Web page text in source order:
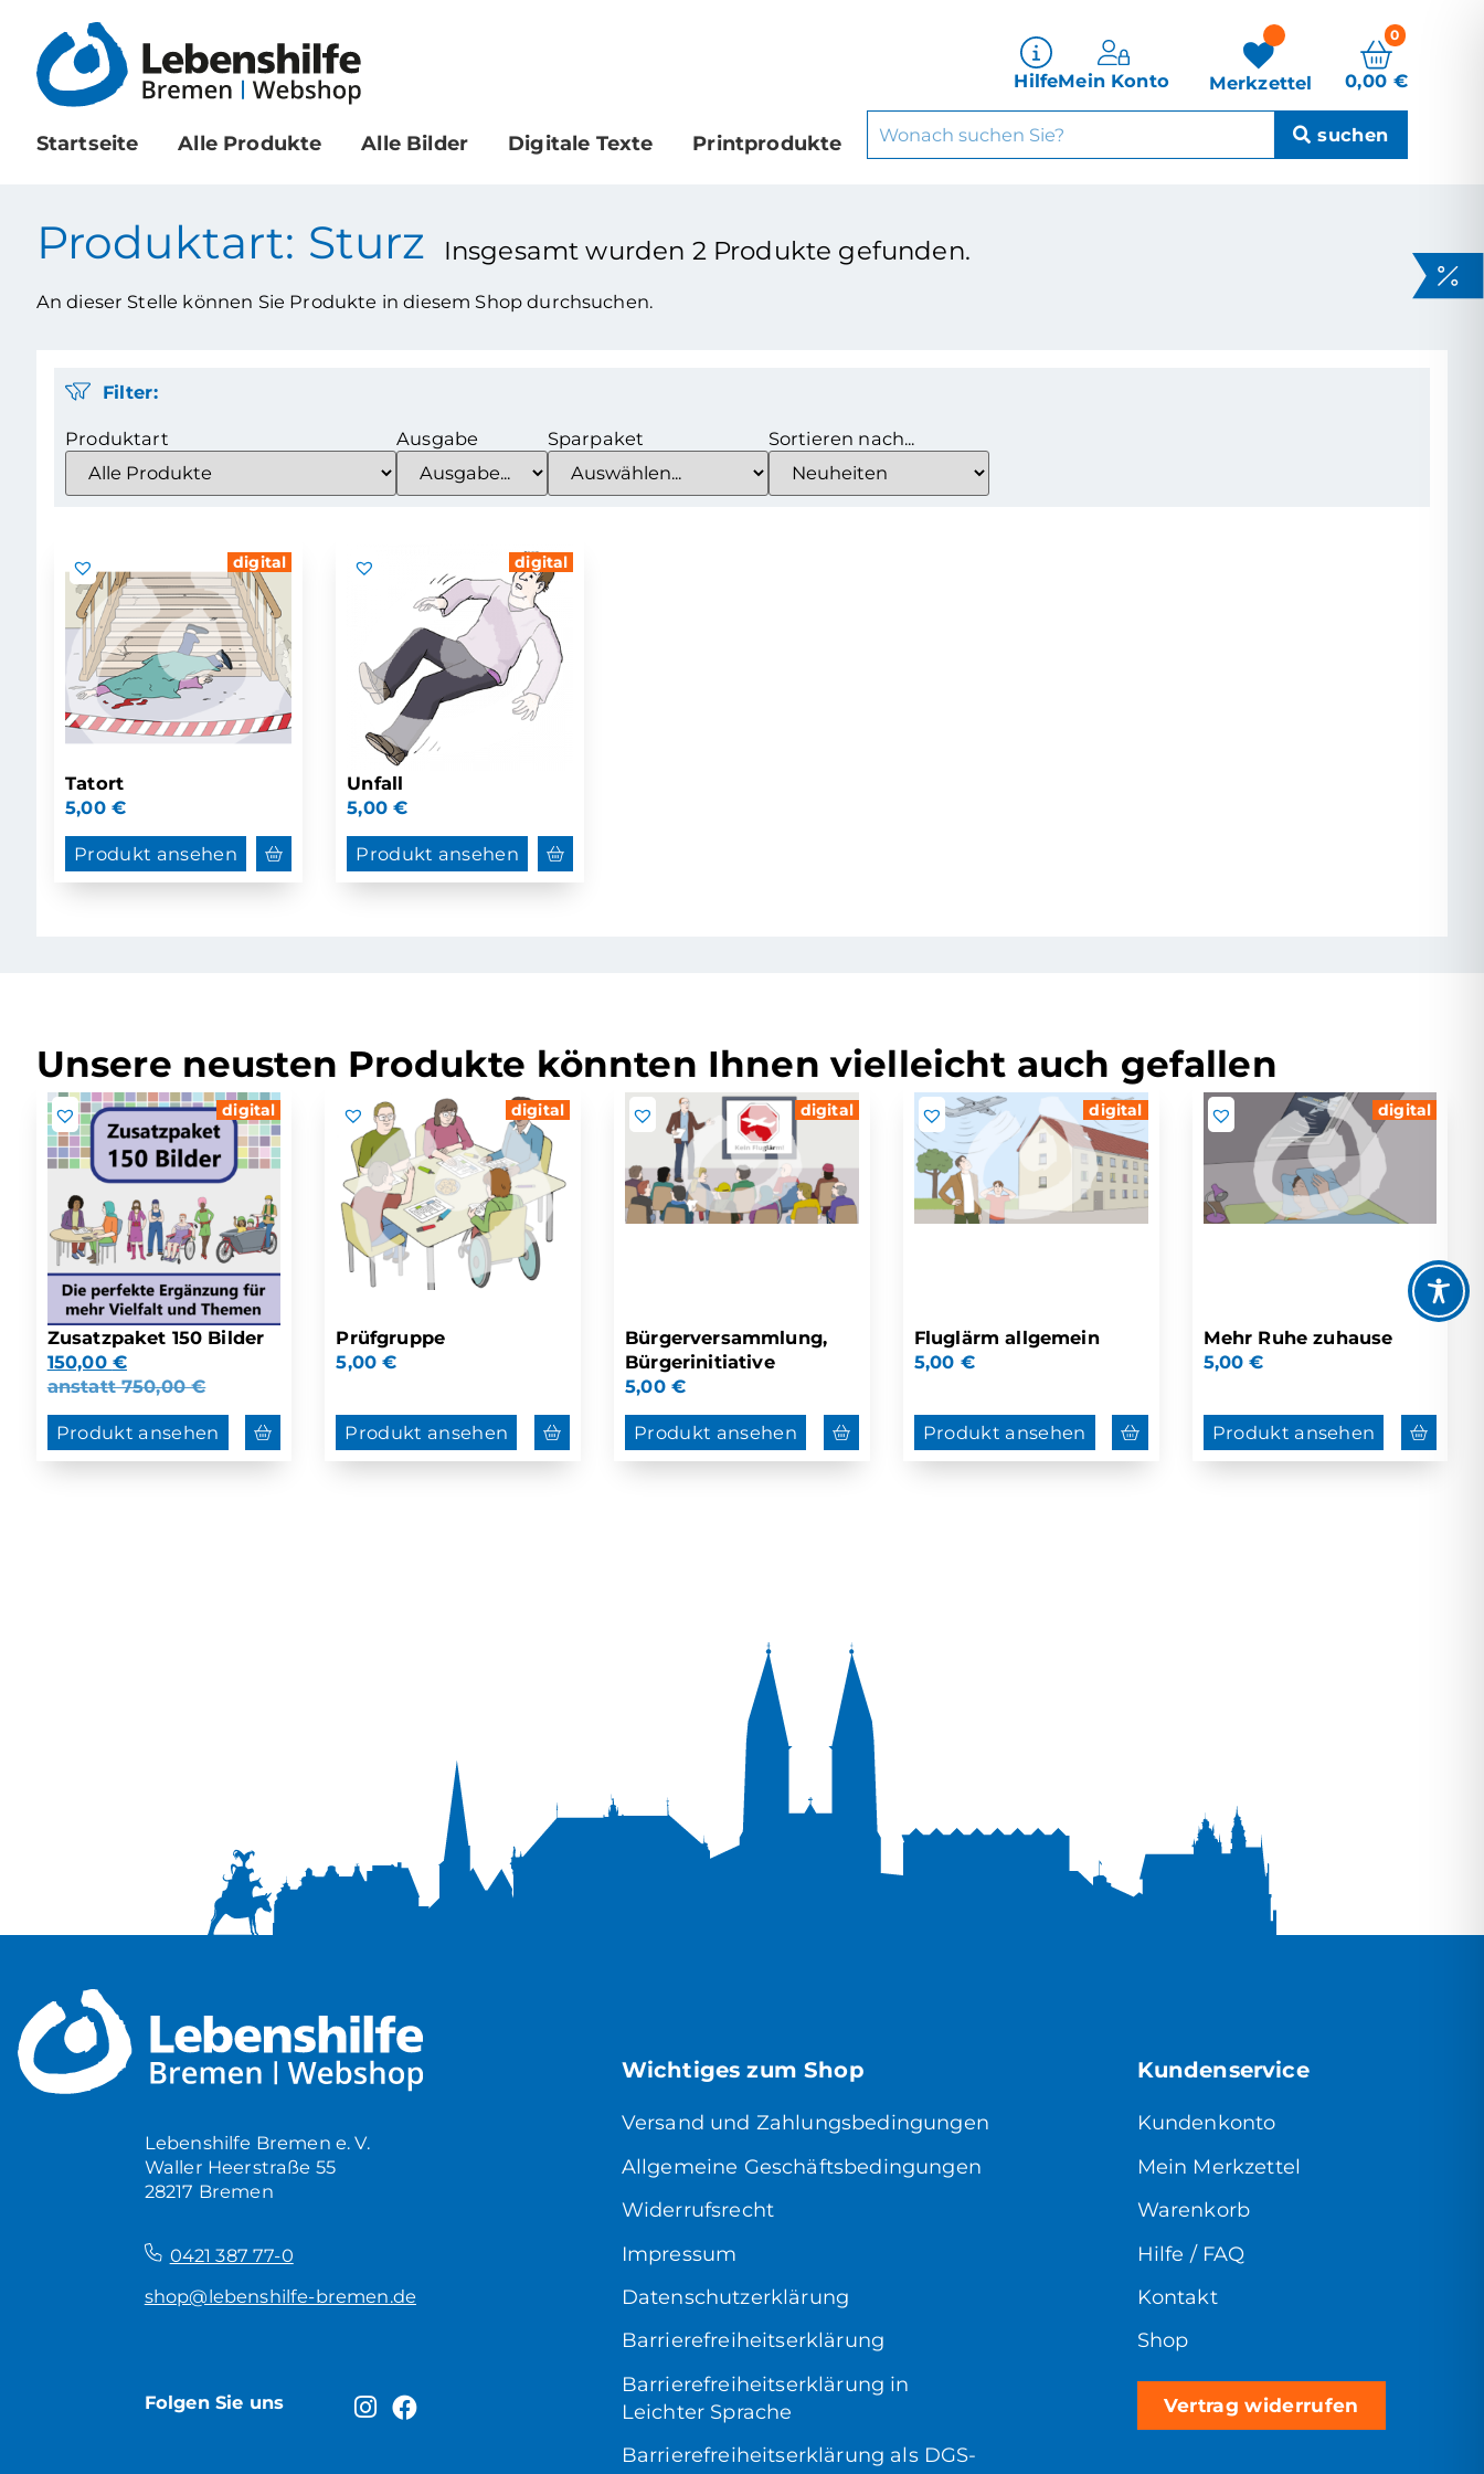
HilfeMein Konto Merkzettel 0,00 €
0
Startseite Alle Produkte Alle Bilder Digitale Texte Printprodukte
Produktart: Sturz Insgesamt wurden 2Produkte gefunden.
An dieser Stelle können Sie Produkte in diesem Shop durchsuchen.
Filter:
Produktart Ausgabe Sparpaket Sortieren nach...
digital
Tatort
5,00 €
Produkt ansehen
digital
Unfall
5,00€
Produkt ansehen
Unsere neusten Produkte könnten Ihnen vielleicht auch gefallen
digital
Zusatzpaket 150 Bilder
150,00 €
anstatt750,00€
Produkt ansehen
digital
Prüfgruppe
5,00€
Produkt ansehen
digital
Bürgerversammlung,
Bürgerinitiative
5,00 €
Produkt ansehen
digital
Fluglärm allgemein
5,00 €
Produkt ansehen
digital
Mehr Ruhe zuhause
5,00€
Produkt ansehen
Lebenshilfe Bremen e. V.
Waller Heerstraße 55
28217 Bremen
0421 387 77-0
shop@lebenshilfe-bremen.de
Folgen Sie uns
Wichtiges zum Shop
Versand und Zahlungsbedingungen
Allgemeine Geschäftsbedingungen
Widerrufsrecht
Impressum
Datenschutzerklärung
Barrierefreiheitserklärung
Barrierefreiheitserklärung in
Leichter Sprache
Barrierefreiheitserklärung als DGS-
Kundenservice
Kundenkonto
Mein Merkzettel
Warenkorb
Hilfe / FAQ
Kontakt
Shop
Vertrag widerrufen